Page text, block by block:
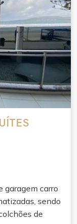
carro
sendo
de